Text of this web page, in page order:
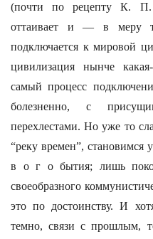
(почти по рецепту К. П.
оттаивает и — в меру
подключается к мировой
цивилизация нынче
самый процесс
болезненно, с
перехлестами. Но уже то
“реку времен”, становимся
в о г о бытия; лишь
своеобразного
это по достоинству. И
темно, связи с прошлым,